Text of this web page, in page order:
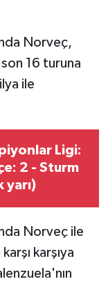
Norveç,
16 turuna
ile
Ligi:
2 - Sturm
yarı)
Norveç ile
karşıya